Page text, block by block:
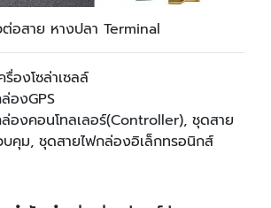
อสาย หางปลา Terminal
องโซล่าเซลล์
องGPS
องคอนโทลเลอร์(Controller), ชุดสาย
คุม, ชุดสายไฟกล่องอิเล็กทรอนิกส์